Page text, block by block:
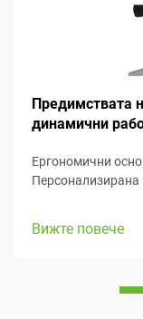
Предимствата
динамични
Ергономични
Персонализирана
особено при
Вижте повече